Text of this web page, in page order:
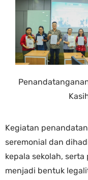
Kegiatan
seremonial dan
kepala sekolah,
menjadi bentuk